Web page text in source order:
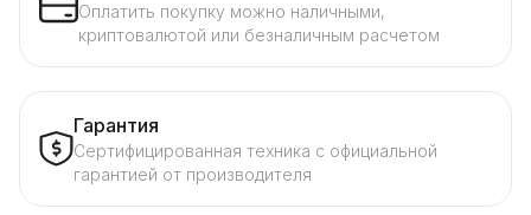
Оплатить покупку можно наличными,
криптовалютой или безналичным расчетом
Гарантия
Сертифицированная техника с официальной
гарантией от производителя